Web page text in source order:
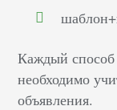
Каждый способ
необходимо
объявления.